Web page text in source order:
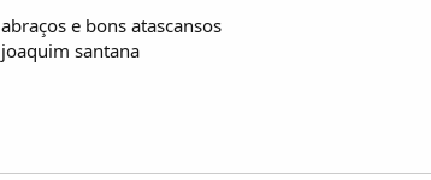
abraços e bons atascansos
joaquim santana